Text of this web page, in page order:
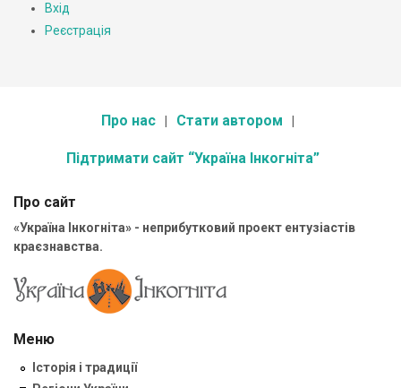
Вхід
Реєстрація
Про нас Стати автором
Підтримати сайт “Україна Інкогніта”
Про сайт
«Україна Інкогніта» - неприбутковий проект ентузіастів
краєзнавства.
Меню
Історія і традиції